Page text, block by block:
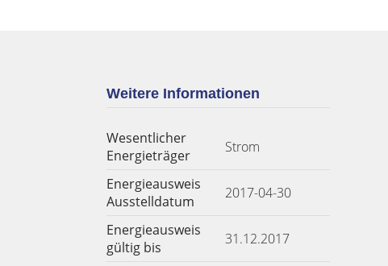
Weitere Informationen
Wesentlicher
Energieträger
Strom
Energieausweis
Ausstelldatum
2017-04-30
Energieausweis
gültig bis
31.12.2017